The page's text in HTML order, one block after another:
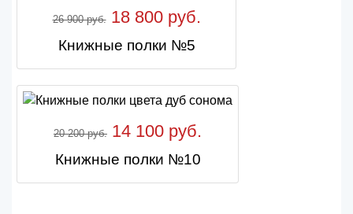
26 900 руб.18 800 руб.
Книжные полки №5
20 200 руб. 14 100 руб.
Книжные полки №10